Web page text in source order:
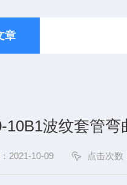
章
10B1波纹套管
2021-10-09 点击次数